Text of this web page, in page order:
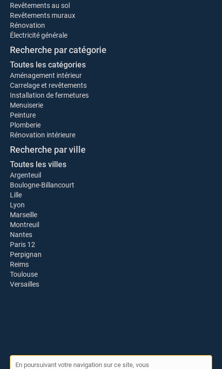
Revêtements au sol
Revêtements muraux
Rénovation
Électricité générale
Recherche par catégorie
Toutes les catégories
Aménagement intérieur
Carrelage et revêtements
Installation de fermetures
Menuiserie
Peinture
Plomberie
Rénovation intérieure
Recherche par ville
Toutes les villes
Argenteuil
Boulogne-Billancourt
Lille
Lyon
Marseille
Montreuil
Nantes
Paris 12
Perpignan
Reims
Toulouse
Versailles
En poursuivant votre navigation sur ce site, vous